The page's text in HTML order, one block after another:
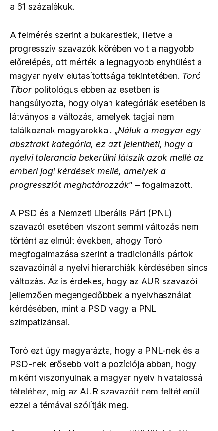
a 61 százalékuk.
A felmérés szerint a bukarestiek, illetve a
progresszív szavazók körében volt a nagyobb
előrelépés, ott mérték a legnagyobb enyhülést a
magyar nyelv elutasítottsága tekintetében. Toró
Tibor politológus ebben az esetben is
hangsúlyozta, hogy olyan kategóriák esetében is
látványos a változás, amelyek tagjai nem
találkoznak magyarokkal. „Náluk a magyar egy
absztrakt kategória, ez azt jelentheti, hogy a
nyelvi tolerancia bekerülni látszik azok mellé az
emberi jogi kérdések mellé, amelyek a
progressziót meghatározzák” – fogalmazott.
A PSD és a Nemzeti Liberális Párt (PNL)
szavazói esetében viszont semmi változás nem
történt az elmúlt években, ahogy Toró
megfogalmazása szerint a tradicionális pártok
szavazóinál a nyelvi hierarchiák kérdésében sincs
változás. Az is érdekes, hogy az AUR szavazói
jellemzően megengedőbbek a nyelvhasználat
kérdésében, mint a PSD vagy a PNL
szimpatizánsai.
Toró ezt úgy magyarázta, hogy a PNL-nek és a
PSD-nek erősebb volt a pozíciója abban, hogy
miként viszonyulnak a magyar nyelv hivatalossá
tételéhez, míg az AUR szavazóit nem feltétlenül
ezzel a témával szólítják meg.